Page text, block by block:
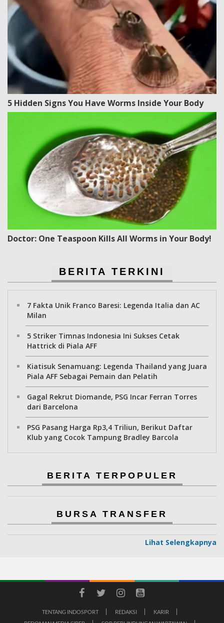
5 Hidden Signs You Have Worms Inside Your Body
Doctor: One Teaspoon Kills All Worms in Your Body!
BERITA TERKINI
7 Fakta Unik Franco Baresi: Legenda Italia dan AC
Milan
5 Striker Timnas Indonesia Ini Sukses Cetak
Hattrick di Piala AFF
Kiatisuk Senamuang: Legenda Thailand yang Juara
Piala AFF Sebagai Pemain dan Pelatih
Gagal Rekrut Diomande, PSG Incar Ferran Torres
dari Barcelona
PSG Pasang Harga Rp3,4 Triliun, Berikut Daftar
Klub yang Cocok Tampung Bradley Barcola
BERITA TERPOPULER
BURSA TRANSFER
Lihat Selengkapnya
TENTANG INDOSPORT REDAKSI
KARIR